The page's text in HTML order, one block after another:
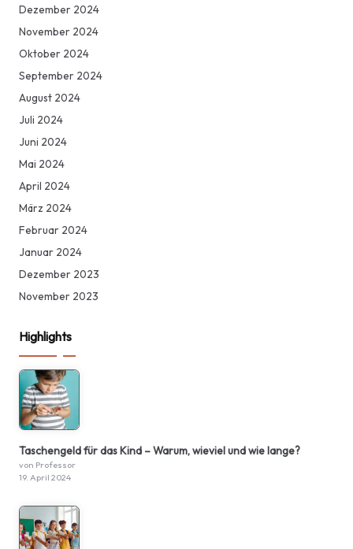
Dezember 2024
November 2024
Oktober 2024
September 2024
August 2024
Juli 2024
Juni 2024
Mai 2024
April 2024
März 2024
Februar 2024
Januar 2024
Dezember 2023
November 2023
Highlights
Taschengeld für das Kind – Warum, wieviel und wie lange?
von Professor
19. April 2024